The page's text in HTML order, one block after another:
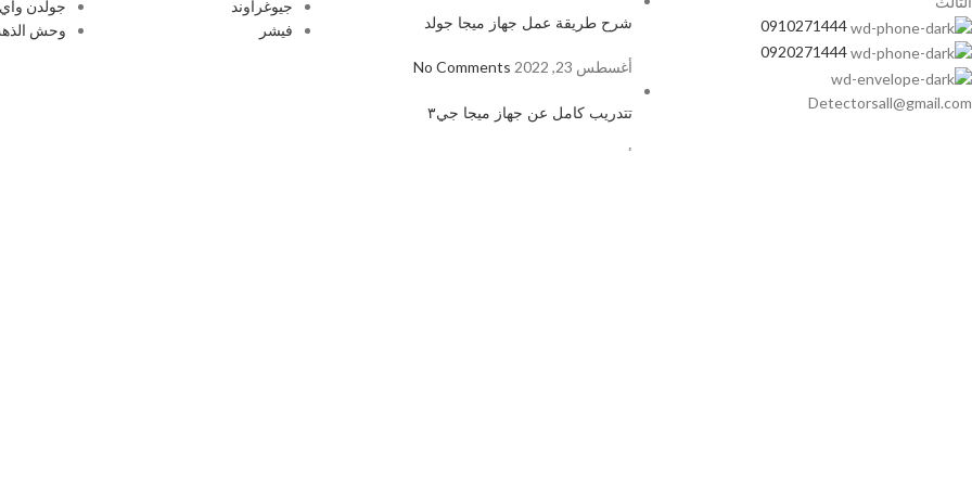
0910271444
0920271444
Detectorsall@gmail.com
شرح طريقة عمل جهاز ميجا جولد
أغسطس 23, 2022 No Comments
تتدريب كامل عن جهاز ميجا جي٣
أغسطس 23, 2022
جيوغراوند
فيشر
جولدن واي
وحش